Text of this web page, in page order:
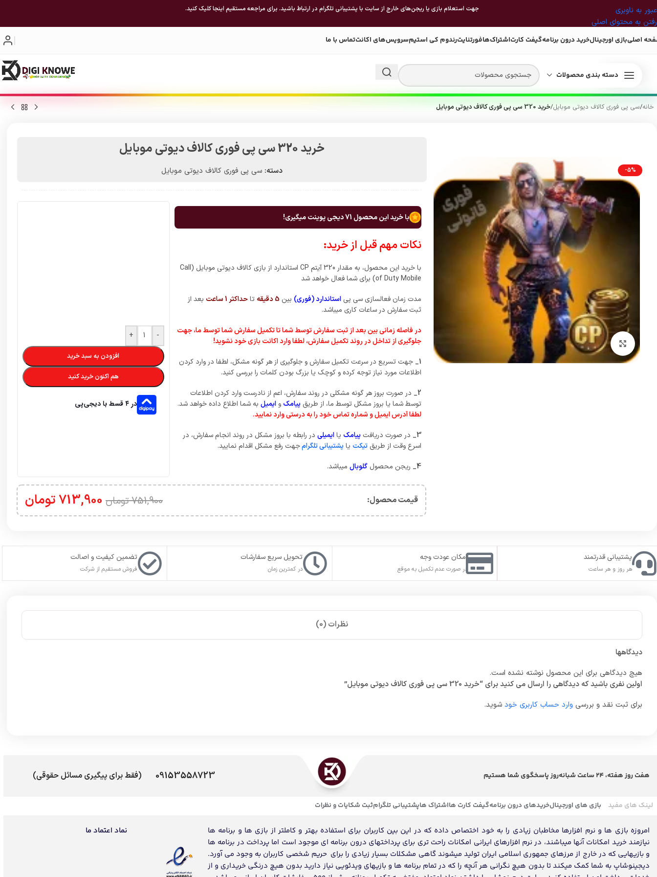
عبور به ناوبری
رفتن به محتوای اصلی
جهت استعلام بازی یا ریجن‌های خارج از سایت با پشتیبانی تلگرام در ارتباط باشید. برای مراجعه مستقیم اینجا کلیک کنید.
اصلیبازی اورجینالخرید درون برنامهگیفت کارتاشتراک‌هافورتنایترندوم کی استیمسرویس‌های اکانتتماس با ما
دسته بندی محصولات
خانه/سی پی فوری کالاف دیوتی موبایل/خرید 320 سی پی فوری کالاف دیوتی موبایل
-5%
بزرگنمایی تصویر
خرید 320 سی پی فوری کالاف دیوتی موبایل
دسته: سی پی فوری کالاف دیوتی موبایل
با خرید این محصول 71دیجی پوینت میگیری!
نکات مهم قبل از خرید:
با خرید این محصول، به مقدار 320 آیتم CP استاندارد از بازی کالاف دیوتی موبایل (Call
of Duty Mobile) برای شما فعال خواهد شد
مدت زمان فعالسازی سی پی استاندارد (فوری) بین 5 دقیقه تاحداکثر 1 ساعت
بعد از
ثبت سفارش در ساعات کاری میباشد.
در فاصله زمانی بین بعد از ثبت سفارش توسط شما تا تکمیل سفارش شما توسط ما، جهت
جلوگیری از تداخل در روند تکمیل سفارش، لطفا وارد اکانت بازی خود نشوید!
1_ جهت تسریع در سرعت تکمیل سفارش و جلوگیری از هر گونه مشکل، لطفا در وارد کردن
اطلاعات مورد نیاز توجه کرده و کوچک یا بزرگ بودن کلمات را بررسی کنید.
2_
در صورت بروز هر گونه مشکلی در روند سفارش، اعم از نادرست وارد کردن اطلاعات
توسط شما یا بروز مشکل توسط ما، از طریق پیامک و ایمیلبه شما اطلاع داده خواهد شد.
لطفا آدرس ایمیل و شماره تماس خود را به درستی وارد نمایید.
3_
در صورت دریافت پیامک یاایمیلیدر رابطه با بروز مشکل در روند انجام سفارش، در
اسرع وقت از طریق تیکت یا پشتیبانی تلگرامجهت رفع مشکل اقدام نمایید.
4_
ریجن محصول گلوبالمیباشد.
-
+
افزودن به سبد خرید
هم اکنون خرید کنید
در ۴ قسط با دیجی‌پی
قیمت محصول:​ 751,900 تومان 713,900تومان
پشتیبانی قدرتمند
هر روز و هر ساعت
امکان عودت وجه
در صورت عدم تکمیل به موقع
تحویل سریع سفارشات
در کمترین زمان
تضمین کیفیت و اصالت
فروش مستقیم از شرکت
نظرات (0)
دیدگاهها
هیچ دیدگاهی برای این محصول نوشته نشده است.
اولین نفری باشید که دیدگاهی را ارسال می کنید برای “خرید 320 سی پی فوری کالاف دیوتی موبایل”
برای ثبت نقد و بررسی وارد حساب کاربری خود شوید.
هفت روز هفته، 24 ساعت شبانه‌روز پاسخگوی شما هستیم 09153558723 (فقط برای پیگیری مسائل حقوقی)
لینک های مفید بازی های اورجینالخریدهای درون برنامهگیفت کارت هااشتراک هاپشتیبانی تلگرامثبت شکایات و نظرات
امروزه بازی ها و نرم افزارها مخاطبان زیادی را به خود اختصاص داده که در این بین کاربران برای استفاده بهتر و کاملتر از بازی ها و برنامه ها
نیازمند خرید امکانات آنها میباشند، در نرم افزارهای ایرانی امکانات راحت تری برای پرداختهای درون برنامه ای موجود است اما پرداخت در برنامه ها
و بازیهایی که در خارج از مرزهای جمهوری اسلامی ایران تولید میشوند گاهی مشکلات بسیار زیادی را برای حریم شخصی کاربران به وجود می آورد.
دیجینوشاپ به شما کمک میکند تا بدون هیچ نگرانی هر آنچه را که در تمام برنامه ها و بازیهای ویدئویی نیاز دارید بدون هیچ درنگی خریداری و از
نماد اعتماد ما